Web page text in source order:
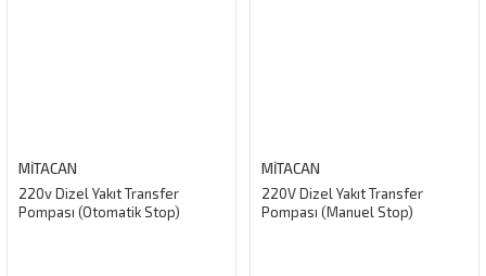
MİTACAN
220v Dizel Yakıt Transfer
Pompası (Otomatik Stop)
MİTACAN
220V Dizel Yakıt Transfer
Pompası (Manuel Stop)